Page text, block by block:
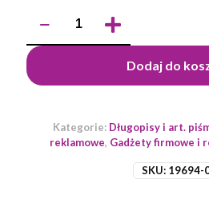
Długopis
NOVI
Dodaj do
SKU: 19694-
Kategorie: Długopisy i art.
reklamowe, Gadżety firmowe i